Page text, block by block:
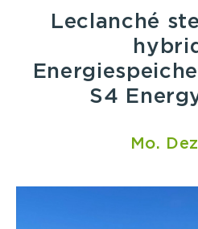
Leclanché
S4
Mo.